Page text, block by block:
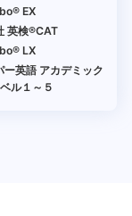
EX
英検®CAT
LX
ー英語 アカデミック
ル１～５